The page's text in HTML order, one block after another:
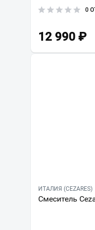
0
12 990 ₽
ИТАЛИЯ (CEZARES)
Смеситель